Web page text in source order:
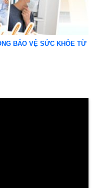
BẢO VỆ SỨC KHỎE TỪ